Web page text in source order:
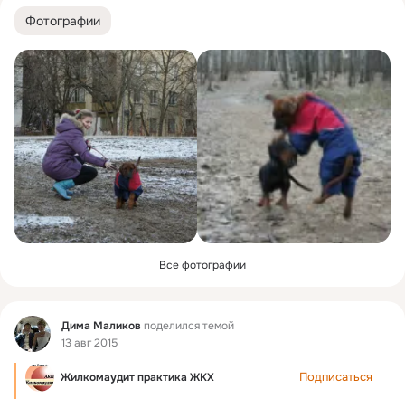
Фотографии
Все фотографии
Фид Дима Маликов поделился темой
13 авг 2015
Жилкомаудит практика ЖКХ Подписаться